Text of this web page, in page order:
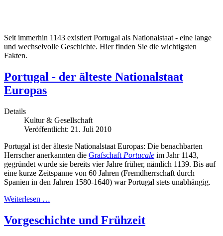
Seit immerhin 1143 existiert Portugal als Nationalstaat - eine lange
und wechselvolle Geschichte. Hier finden Sie die wichtigsten
Fakten.
Portugal - der älteste Nationalstaat
Europas
Details
Kultur & Gesellschaft
Veröffentlicht: 21. Juli 2010
Portugal ist der älteste Nationalstaat Europas: Die benachbarten
Herrscher anerkannten die Grafschaft Portucale im Jahr 1143,
gegründet wurde sie bereits vier Jahre früher, nämlich 1139. Bis auf
eine kurze Zeitspanne von 60 Jahren (Fremdherrschaft durch
Spanien in den Jahren 1580-1640) war Portugal stets unabhängig.
Weiterlesen …
Vorgeschichte und Frühzeit